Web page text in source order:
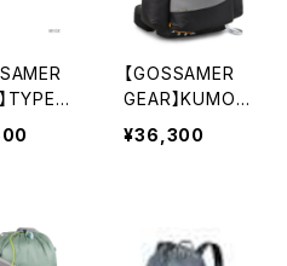
TYPEⅡ
【GOSSAMER
GEAR】KUMO 3
6 R
¥36,300